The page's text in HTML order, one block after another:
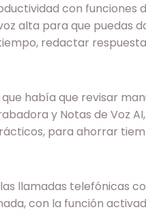
con funciones
alta para que puedas
redactar
había que revisar
y Notas de Voz
para ahorrar
llamadas telefónicas
con la función